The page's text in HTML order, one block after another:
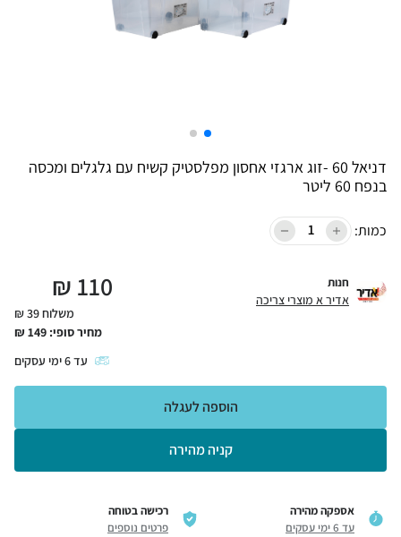
דניאל 60 -זוג ארגזי אחסון מפלסטיק קשיח עם גלגלים ומכסה
בנפח 60 ליטר
כמות:
חנות
אדיר א מוצרי צריכה 110
₪
משלוח 39 ₪
מחיר סופי: 149
₪
עד6ימי עסקים
קניה מהירה
הוספה לעגלה
אספקה מהירה
עד 6 ימי עסקים
רכישה בטוחה
פרטים נוספים